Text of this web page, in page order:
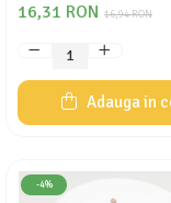
16,94 RON
16,31 RON
Adauga in
-4%